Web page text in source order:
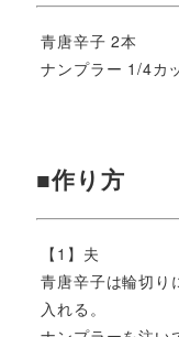
青唐辛子 2本
ナンプラー 1/4カ
■作り方
【1】夫
青唐辛子は輪切り
入れる。